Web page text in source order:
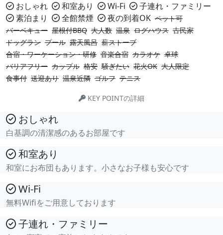
おしゃれ 和室あり Wi-Fi
子連れ・ファミリー
素泊まり
全館禁煙 夜の到着OK ペット可
バーベキュー 屋根付BBQ 大人数 温泉 ログハウス 古民家
ドッグラン プール 露天風呂 薪ストーブ
合宿・ワーケーション・研修 音楽合宿 カラオケ 卓球
バリアフリー カップル 格安 騒ぎたい 花火OK 大人限定
食事付 送迎あり 温泉近隣 ゴルフ テニス
KEY POINTの詳細
おしゃれ
白基調の清潔感のあるお部屋です
和室あり
和室にお布団もあります。小さなお子様も安心です
Wi-Fi
無料Wifiをご用意しております
子連れ・ファミリー